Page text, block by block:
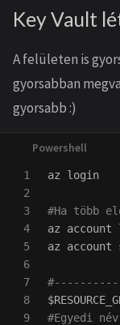
Key Vault
A felületen is
gyorsabban
gyorsabb :)
1
2
3
4
5
6
7
8
9
az login
#Ha több
az
account
az
account
#Egyedi